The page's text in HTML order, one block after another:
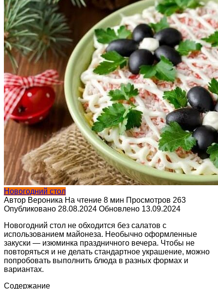
Новогодний стол
Автор Вероника На чтение 8 мин Просмотров 263
Опубликовано 28.08.2024 Обновлено 13.09.2024
Новогодний стол не обходится без салатов с
использованием майонеза. Необычно оформленные
закуски — изюминка праздничного вечера. Чтобы не
повторяться и не делать стандартное украшение, можно
попробовать выполнить блюда в разных формах и
вариантах.
Содержание